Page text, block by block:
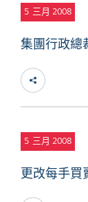
5 三月 2008
集團行政總
5 三月 2008
更改每手買